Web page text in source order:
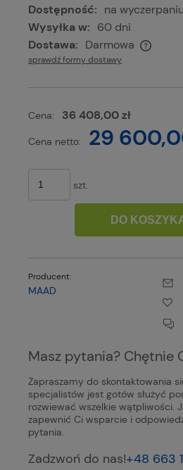
Dostępność: na wyczerpaniu
Wysyłka w: 60 dni
Dostawa: Darmowa
Cena nie zawiera ewentualnych
sprawdź formy dostawy
Cena: 36 408,00 zł
Cena netto: 29
szt.
DO
Producent:
MAAD
Masz pytania? Chętnie
Zapraszamy do skontaktowania
specjalistów jest gotów służyć
rozwiewać wszelkie wątpliwości.
zapewnić Ci wsparcie i
pytania.
Zadzwoń do nas!+48 663